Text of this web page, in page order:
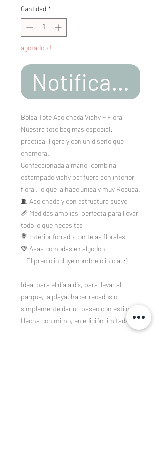
Cantidad *
agotadoo !
Notificar al
Bolsa Tote Acolchada Vichy + Floral
Nuestra tote bag más especial:
práctica, ligera y con un diseño que
enamora.
Confeccionada a mano, combina
estampado vichy por fuera con interior
floral, lo que la hace única y muy Rocuca.
🧵 Acolchada y con estructura suave
📏 Medidas amplias, perfecta para llevar
todo lo que necesites
💐 Interior forrado con telas florales
💚 Asas cómodas en algodón
- El precio incluye nombre o inicial :)
Ideal para el día a día, para llevar al
parque, la playa, hacer recados o
simplemente dar un paseo con estilo.
Hecha con mimo, en edición limitada.